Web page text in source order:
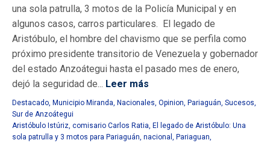
una sola patrulla, 3 motos de la Policía Municipal y en
algunos casos, carros particulares. El legado de
Aristóbulo, el hombre del chavismo que se perfila como
próximo presidente transitorio de Venezuela y gobernador
del estado Anzoátegui hasta el pasado mes de enero,
dejó la seguridad de... Leer más
Destacado, Municipio Miranda, Nacionales, Opinion, Pariaguán, Sucesos,
Sur de Anzoátegui
Aristóbulo Istúriz, comisario Carlos Ratia, El legado de Aristóbulo: Una
sola patrulla y 3 motos para Pariaguán, nacional , Pariaguan,